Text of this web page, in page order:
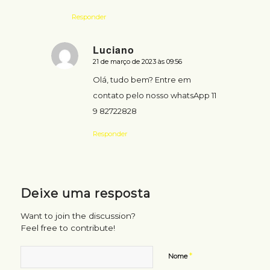
Responder
Luciano
says:
21 de março de 2023 às 09:56
Olá, tudo bem? Entre em
contato pelo nosso whatsApp 11
9 82722828
Responder
Deixe uma resposta
Want to join the discussion?
Feel free to contribute!
Nome*